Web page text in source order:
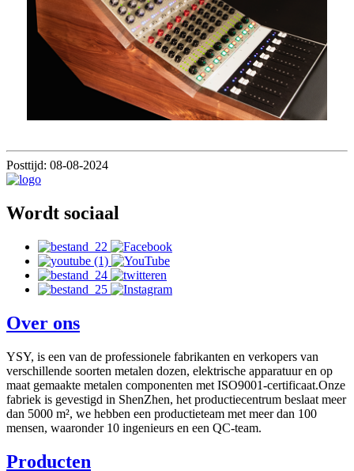
Posttijd: 08-08-2024
Wordt sociaal
Over ons
YSY, is een van de professionele fabrikanten en verkopers van
verschillende soorten metalen dozen, elektrische apparatuur en op
maat gemaakte metalen componenten met ISO9001-certificaat.Onze
fabriek is gevestigd in ShenZhen, het productiecentrum beslaat meer
dan 5000 m², we hebben een productieteam met meer dan 100
mensen, waaronder 10 ingenieurs en een QC-team.
Producten